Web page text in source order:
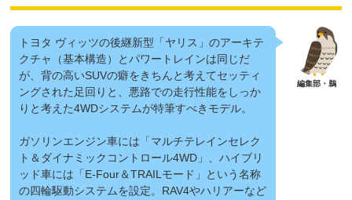
トヨタ ヴィッツの後継新型「ヤリス」のアーキテ
クチャ（基本構造）とパワートレインは同じだ
が、背の高いSUVの癖をきちんと考えてセッティ
ングされた足回りと、悪路での走行性能をしっか
りと考えた4WDシステムが特筆すべきモデル。
ガソリンエンジン車には「マルチテレインセレク
ト＆ダイナミックコントロール4WD」、 ハイブリ
ッド車には「E-Four＆TRAILモード」という名称
の四輪駆動システムを設定。RAV4やハリアーなど